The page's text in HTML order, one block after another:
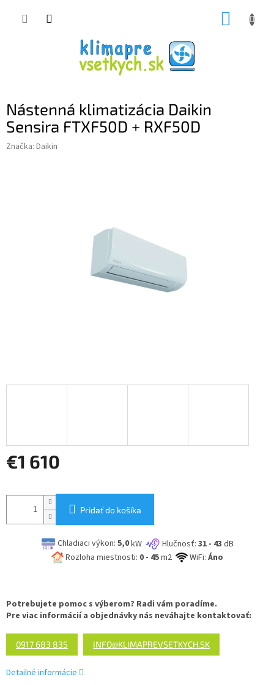
Nástenná klimatizácia Daikin
Sensira FTXF50D + RXF50D
Značka: Daikin
€1 610
cena:
Pridať do košíka
Chladiaci výkon: 5,0kW Hlučnosť: 31 - 43 dB
Rozloha miestnosti: 0 - 45m2 WiFi: Áno
Potrebujete pomoc s výberom? Radi vám poradíme.
Pre viac informácií a objednávky nás neváhajte kontaktovať:
0917 683 835 INFO@KLIMAPREVSETKYCH.SK
Detailné informácie